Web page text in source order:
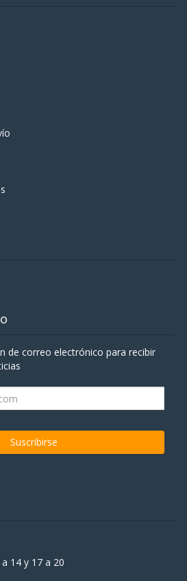
de correo electrónico para recibir
14 y 17 a 20